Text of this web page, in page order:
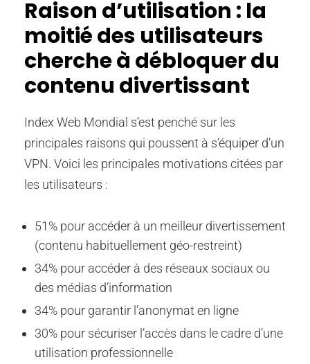
Raison d’utilisation : la
moitié des utilisateurs
cherche à débloquer du
contenu divertissant
Index Web Mondial s’est penché sur les
principales raisons qui poussent à s’équiper d’un
VPN. Voici les principales motivations citées par
les utilisateurs :
51% pour accéder à un meilleur divertissement
(contenu habituellement géo-restreint)
34% pour accéder à des réseaux sociaux ou
des médias d’information
34% pour garantir l’anonymat en ligne
30% pour sécuriser l’accès dans le cadre d’une
utilisation professionnelle